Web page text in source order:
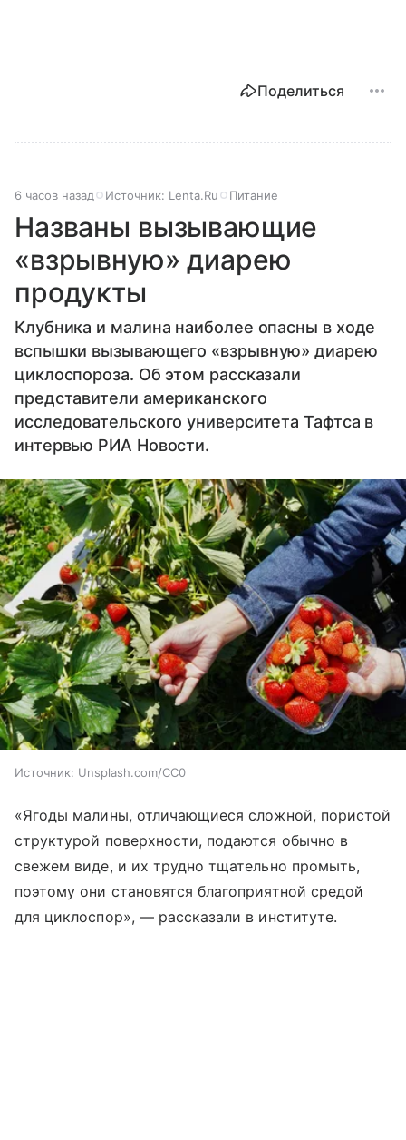
Поделиться
6 часов назад Источник: Lenta.Ru Питание
Названы вызывающие
«взрывную» диарею
продукты
Клубника и малина наиболее опасны в ходе
вспышки вызывающего «взрывную» диарею
циклоспороза. Об этом рассказали
представители американского
исследовательского университета Тафтса в
интервью РИА Новости.
Источник: Unsplash.com/CC0
«Ягоды малины, отличающиеся сложной, пористой
структурой поверхности, подаются обычно в
свежем виде, и их трудно тщательно промыть,
поэтому они становятся благоприятной средой
для циклоспор», — рассказали в институте.